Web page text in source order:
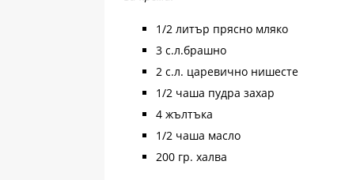
1/2 литър прясно мляко
3 с.л.брашно
2 с.л. царевично нишесте
1/2 чаша пудра захар
4 жълтъка
1/2 чаша масло
200 гр. халва